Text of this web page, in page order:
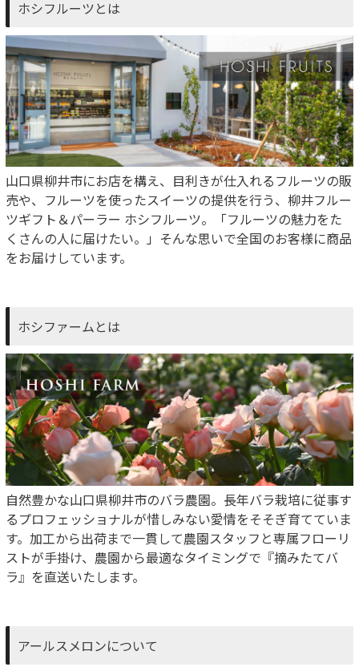
ホシフルーツとは
山口県柳井市にお店を構え、目利きが仕入れるフルーツの販
売や、フルーツを使ったスイーツの提供を行う、柳井フルー
ツギフト＆パーラー ホシフルーツ。「フルーツの魅力をた
くさんの人に届けたい。」そんな思いで全国のお客様に商品
をお届けしています。
ホシファームとは
自然豊かな山口県柳井市のバラ農園。長年バラ栽培に従事す
るプロフェッショナルが惜しみない愛情をそそぎ育てていま
す。加工から出荷まで一貫して農園スタッフと専属フローリ
ストが手掛け、農園から最適なタイミングで『摘みたてバ
ラ』を直送いたします。
アールスメロンについて